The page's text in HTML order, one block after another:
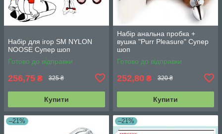
Набір для ігор SM NYLON
NOOSE Супер шоп
Готово до відправки
256,75 ₴ 325 ₴
Купити
Набір анальна пробка +
вушка "Purr Pleasure" Супер
шоп
Готово до відправки
252,80 ₴ 320 ₴
Купити
–21% –21%